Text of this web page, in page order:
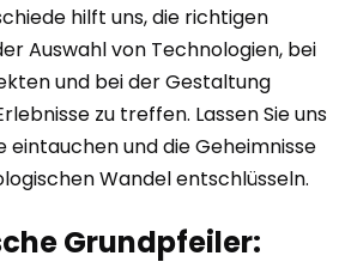
hilft uns, die richtigen
Auswahl von Technologien, bei
und bei der Gestaltung
zu treffen. Lassen Sie uns
eintauchen und die Geheimnisse
Wandel entschlüsseln.
Grundpfeiler: